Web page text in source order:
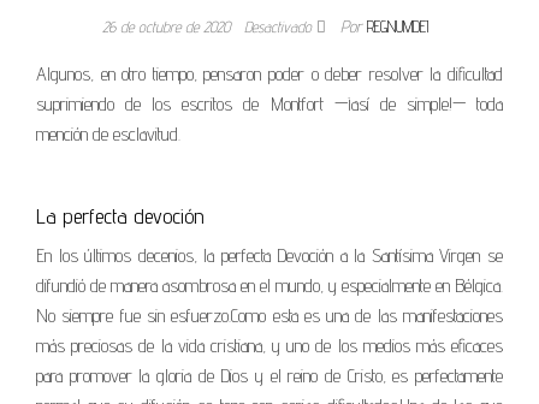
26 de octubre de 2020 Desactivado Por REGNUMDEI
Algunos, en otro tiempo, pensaron poder o deber resolver la dificultad
suprimiendo de los escritos de Montfort —¡así de simple!— toda
mención de esclavitud.
La perfecta devoción
En los últimos decenios, la perfecta Devoción a la Santísima Virgen se
difundió de manera asombrosa en el mundo, y especialmente en Bélgica.
No siempre fue sin esfuerzo.Como esta es una de las manifestaciones
más preciosas de la vida cristiana, y uno de los medios más eficaces
para promover la gloria de Dios y el reino de Cristo, es perfectamente